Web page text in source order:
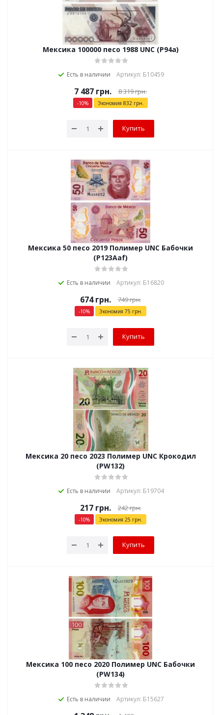
Мексика 100000 песо 1988 UNC (P94a)
Есть в наличии Артикул: Б10459
7 487 грн. 8 319грн.
-10% Экономия 832 грн.
Купить
Мексика 50 песо 2019 Полимер UNC Бабочки
(P123Aaf)
Есть в наличии Артикул: Б16820
674грн. 749грн.
-10% Экономия 75 грн.
Купить
Мексика 20 песо 2023 Полимер UNC Крокодил
(PW132)
Есть в наличии Артикул: Б19704
217грн. 242грн.
-10% Экономия 25 грн.
Купить
Мексика 100 песо 2020 Полимер UNC Бабочки
(PW134)
Есть в наличии Артикул: Б15627